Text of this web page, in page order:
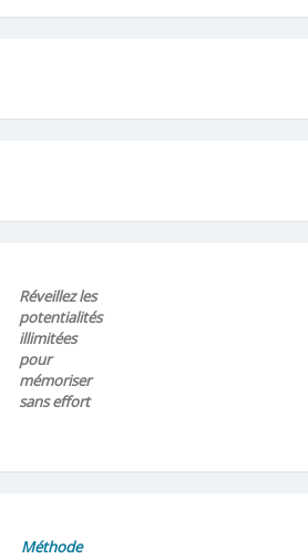
Réveillez les
potentialités
illimitées
pour
mémoriser
sans effort
Méthode